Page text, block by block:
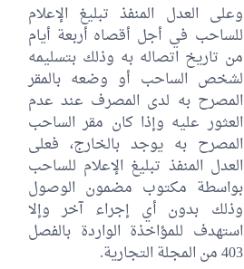
وعلى العدل المنفذ تبليغ الإعلام
للساحب في أجل أقصاه أربعة أيام
من تاريخ اتصاله به وذلك بتسليمه
لشخص الساحب أو وضعه بالمقر
المصرح به لدى المصرف عند عدم
العثور عليه وإذا كان مقر الساحب
المصرح به يوجد بالخارج، فعلى
العدل المنف‏‏ذ تبليغ الإعلام للساحب
بواسطة مكتوب مضمون الوصول
وذلك بدون أي إجراء آخر وإلا
استهدف للمؤاخذة الواردة بالفصل
403 من المجلة التجارية.